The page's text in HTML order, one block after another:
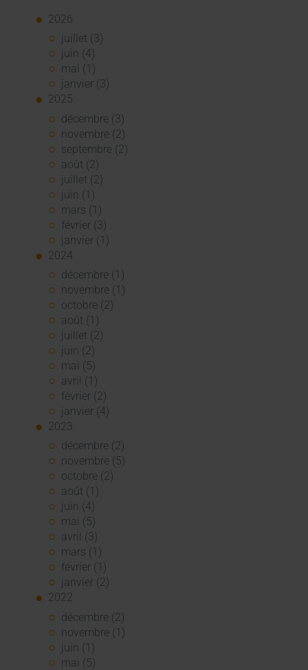
2026
juillet (3)
juin (4)
mai (1)
janvier (3)
2025
décembre (3)
novembre (2)
septembre (2)
août (2)
juillet (2)
juin (1)
mars (1)
février (3)
janvier (1)
2024
décembre (1)
novembre (1)
octobre (2)
août (1)
juillet (2)
juin (2)
mai (5)
avril (1)
février (2)
janvier (4)
2023
décembre (2)
novembre (5)
octobre (2)
août (1)
juin (4)
mai (5)
avril (3)
mars (1)
février (1)
janvier (2)
2022
décembre (2)
novembre (1)
juin (1)
mai (5)